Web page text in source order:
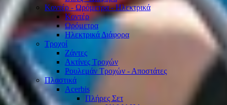
Κοντέρ - Ωρόμετρα - Ηλεκτρικά
Κοντέρ
Ωρόμετρα
Ηλεκτρικά Διάφορα
Τροχοί
Ζάντες
Ακτίνες Τροχών
Ρουλεμάν Τροχών - Αποστάτες
Πλαστικά
Acerbis
Πλήρες Σετ